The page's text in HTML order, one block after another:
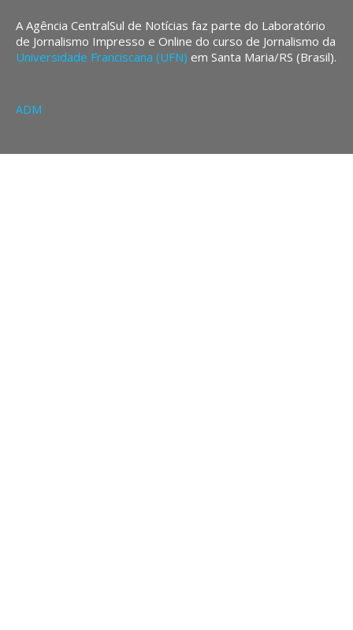
A Agência CentralSul de Notícias faz parte do Laboratório
de Jornalismo Impresso e Online do curso de Jornalismo da
Universidade Franciscana (UFN) em Santa Maria/RS (Brasil).
ADM